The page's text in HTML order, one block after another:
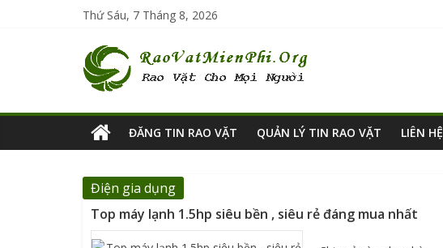
Thứ Sáu, 7 Tháng 8, 2026
ĐĂNG TIN RAO VẶT QUẢN LÝ TIN RAO VẶT LIÊN HỆ
Điện gia dụng
Top máy lạnh 1.5hp siêu bền , siêu rẻ đáng mua nhất